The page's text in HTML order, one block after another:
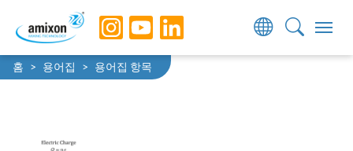
Skip to main navigation
Skip to main content
Skip to page footer
You are here:
홈 용어집 용어집 항목